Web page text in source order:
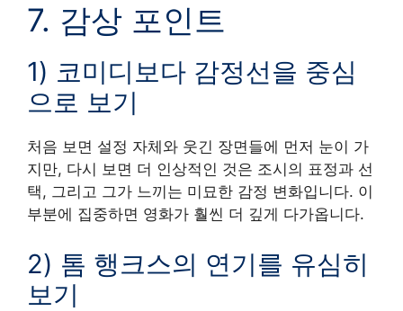
7. 감상 포인트
1) 코미디보다 감정선을 중심
으로 보기
처음 보면 설정 자체와 웃긴 장면들에 먼저 눈이 가
지만, 다시 보면 더 인상적인 것은 조시의 표정과 선
택, 그리고 그가 느끼는 미묘한 감정 변화입니다. 이
부분에 집중하면 영화가 훨씬 더 깊게 다가옵니다.
2) 톰 행크스의 연기를 유심히
보기